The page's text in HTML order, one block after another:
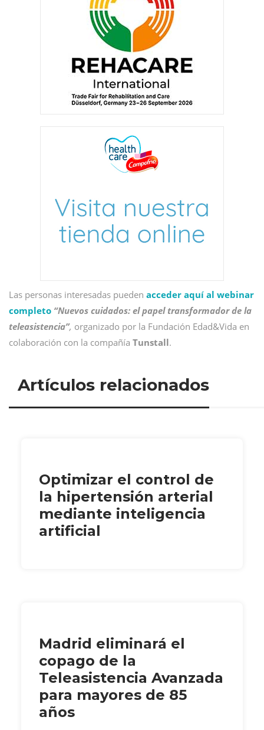
Las personas interesadas pueden acceder aquí al webinar
completo “Nuevos cuidados: el papel transformador de la
teleasistencia”, organizado por la Fundación Edad&Vida en
colaboración con la compañía Tunstall.
Artículos relacionados
Optimizar el control de
la hipertensión arterial
mediante inteligencia
artificial
Madrid eliminará el
copago de la
Teleasistencia Avanzada
para mayores de 85
años